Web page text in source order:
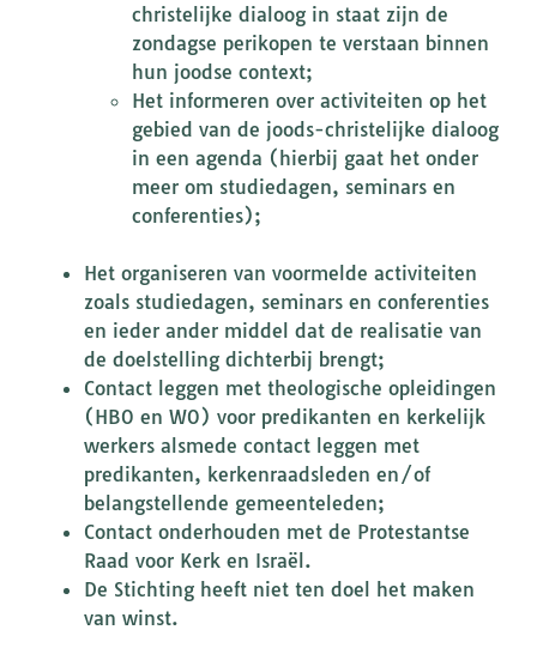
christelijke dialoog in staat zijn de
zondagse perikopen te verstaan binnen
hun joodse context;
Het informeren over activiteiten op het
gebied van de joods-christelijke dialoog
in een agenda (hierbij gaat het onder
meer om studiedagen, seminars en
conferenties);
Het organiseren van voormelde activiteiten
zoals studiedagen, seminars en conferenties
en ieder ander middel dat de realisatie van
de doelstelling dichterbij brengt;
Contact leggen met theologische opleidingen
(HBO en WO) voor predikanten en kerkelijk
werkers alsmede contact leggen met
predikanten, kerkenraadsleden en/of
belangstellende gemeenteleden;
Contact onderhouden met de Protestantse
Raad voor Kerk en Israël.
De Stichting heeft niet ten doel het maken
van winst.